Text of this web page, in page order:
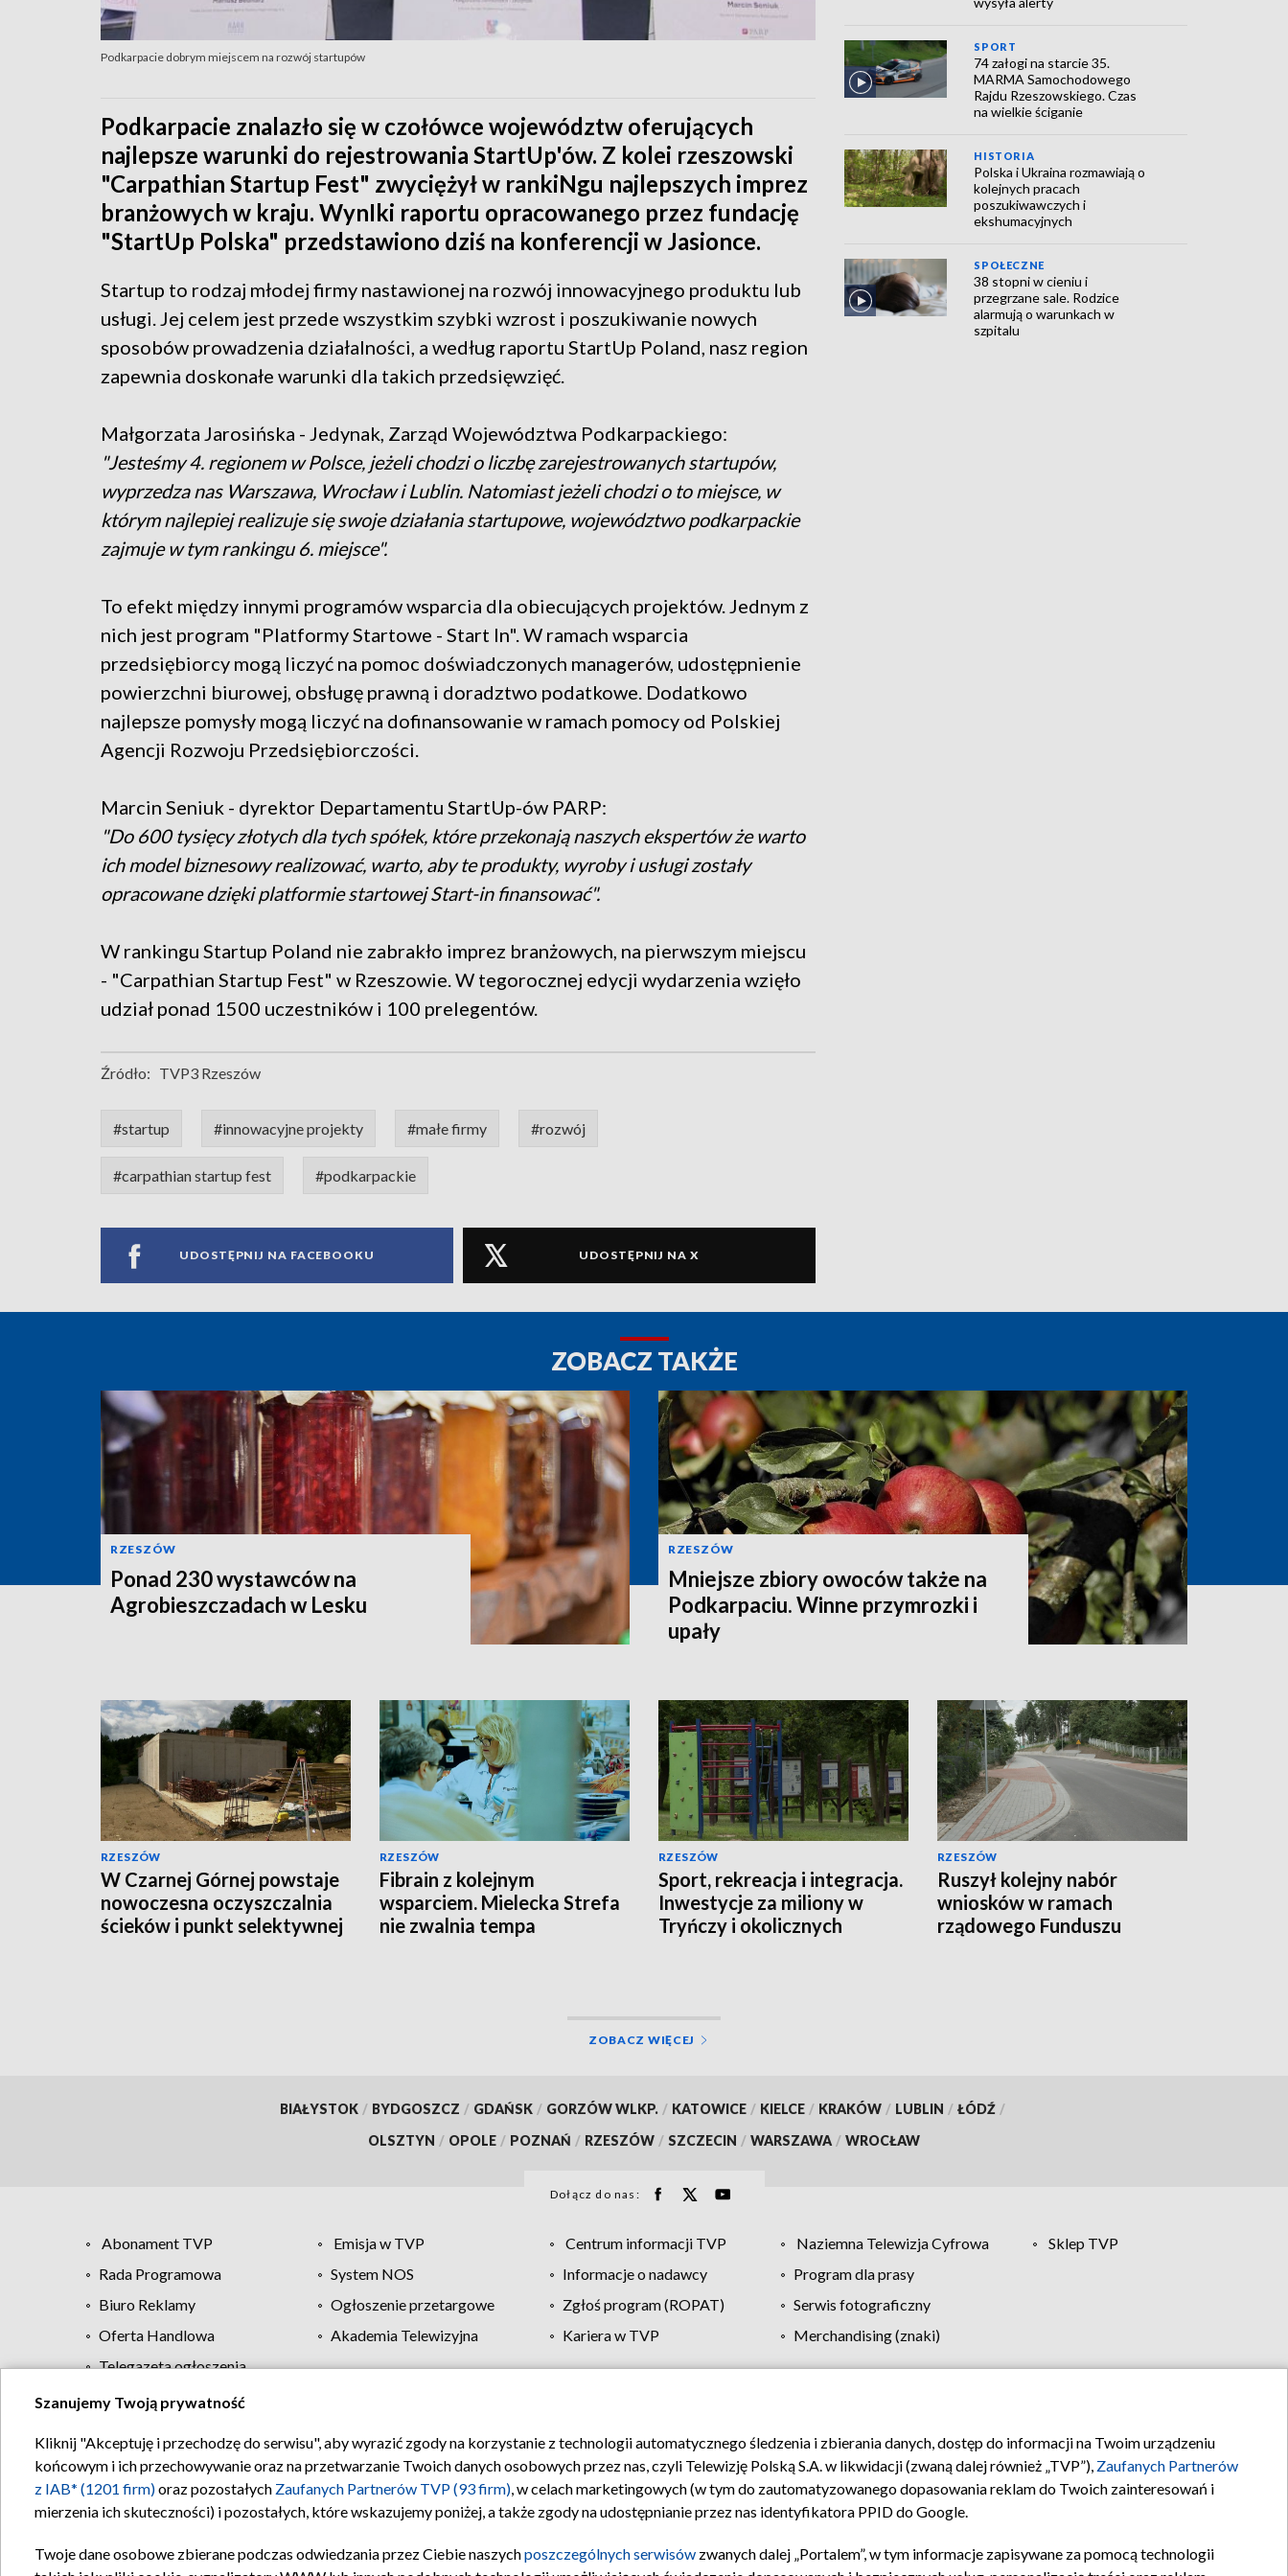
Podkarpacie dobrym miejscem na rozwój startupów
Podkarpacie znalazło się w czołówce województw oferujących
najlepsze warunki do rejestrowania StartUp'ów. Z kolei rzeszowski
"Carpathian Startup Fest" zwyciężył w rankiNgu najlepszych imprez
branżowych w kraju. WynIki raportu opracowanego przez fundację
"StartUp Polska" przedstawiono dziś na konferencji w Jasionce.
Startup to rodzaj młodej firmy nastawionej na rozwój innowacyjnego produktu lub
usługi. Jej celem jest przede wszystkim szybki wzrost i poszukiwanie nowych
sposobów prowadzenia działalności, a według raportu StartUp Poland, nasz region
zapewnia doskonałe warunki dla takich przedsięwzięć.
Małgorzata Jarosińska - Jedynak, Zarząd Województwa Podkarpackiego:
"Jesteśmy 4. regionem w Polsce, jeżeli chodzi o liczbę zarejestrowanych startupów,
wyprzedza nas Warszawa, Wrocław i Lublin. Natomiast jeżeli chodzi o to miejsce, w
którym najlepiej realizuje się swoje działania startupowe, województwo podkarpackie
zajmuje w tym rankingu 6. miejsce".
To efekt między innymi programów wsparcia dla obiecujących projektów. Jednym z
nich jest program "Platformy Startowe - Start In". W ramach wsparcia
przedsiębiorcy mogą liczyć na pomoc doświadczonych managerów, udostępnienie
powierzchni biurowej, obsługę prawną i doradztwo podatkowe. Dodatkowo
najlepsze pomysły mogą liczyć na dofinansowanie w ramach pomocy od Polskiej
Agencji Rozwoju Przedsiębiorczości.
Marcin Seniuk - dyrektor Departamentu StartUp-ów PARP:
"Do 600 tysięcy złotych dla tych spółek, które przekonają naszych ekspertów że warto
ich model biznesowy realizować, warto, aby te produkty, wyroby i usługi zostały
opracowane dzięki platformie startowej Start-in finansować".
W rankingu Startup Poland nie zabrakło imprez branżowych, na pierwszym miejscu
- "Carpathian Startup Fest" w Rzeszowie. W tegorocznej edycji wydarzenia wzięło
udział ponad 1500 uczestników i 100 prelegentów.
Źródło: TVP3 Rzeszów
#startup #innowacyjne projekty #małe firmy #rozwój
#carpathian startup fest #podkarpackie
UDOSTĘPNIJ NA FACEBOOKU UDOSTĘPNIJ NA X
SPORT
74 załogi na starcie 35.
MARMA Samochodowego
Rajdu Rzeszowskiego. Czas
na wielkie ściganie
HISTORIA
Polska i Ukraina rozmawiają o
kolejnych pracach
poszukiwawczych i
ekshumacyjnych
SPOŁECZNE
38 stopni w cieniu i
przegrzane sale. Rodzice
alarmują o warunkach w
szpitalu
ZOBACZ TAKŻE
RZESZÓW
Ponad 230 wystawców na
Agrobieszczadach w Lesku
RZESZÓW
Mniejsze zbiory owoców także na
Podkarpaciu. Winne przymrozki i
upały
RZESZÓW
W Czarnej Górnej powstaje
nowoczesna oczyszczalnia
ścieków i punkt selektywnej
RZESZÓW
Fibrain z kolejnym
wsparciem. Mielecka Strefa
nie zwalnia tempa
RZESZÓW
Sport, rekreacja i integracja.
Inwestycje za miliony w
Tryńczy i okolicznych
RZESZÓW
Ruszył kolejny nabór
wniosków w ramach
rządowego Funduszu
ZOBACZ WIĘCEJ
BIAŁYSTOK / BYDGOSZCZ / GDAŃSK / GORZÓW WLKP. / KATOWICE / KIELCE / KRAKÓW / LUBLIN / ŁÓDŹ /
OLSZTYN / OPOLE / POZNAŃ / RZESZÓW / SZCZECIN / WARSZAWA / WROCŁAW
Dołącz do nas:
Abonament TVP Emisja w TVP Centrum informacji TVP Naziemna Telewizja Cyfrowa
Sklep TVP
Rada Programowa
System NOS Informacje o nadawcy
Program dla prasy
Biuro Reklamy
Ogłoszenie przetargowe Zgłoś program (ROPAT)
Serwis fotograficzny
Oferta Handlowa
Akademia Telewizyjna Kariera w TVP
Merchandising (znaki)
Telegazeta ogłoszenia
Regulamin TVP Polityka prywatności Moje zgody Pomoc Biuro reklamy Kontakt
Szanujemy Twoją prywatność
Kliknij "Akceptuję i przechodzę do serwisu", aby wyrazić zgody na korzystanie z technologii automatycznego śledzenia i zbierania danych, dostęp do informacji na Twoim urządzeniu
końcowym i ich przechowywanie oraz na przetwarzanie Twoich danych osobowych przez nas, czyli Telewizję Polską S.A. w likwidacji (zwaną dalej również „TVP”), Zaufanych Partnerów
z IAB* (1201 firm)oraz pozostałych Zaufanych Partnerów TVP (93 firm), w celach marketingowych (w tym do zautomatyzowanego dopasowania reklam do Twoich zainteresowań i
mierzenia ich skuteczności) i pozostałych, które wskazujemy poniżej, a także zgody na udostępnianie przez nas identyfikatora PPID do Google.
Twoje dane osobowe zbierane podczas odwiedzania przez Ciebie naszychposzczególnych serwisów zwanych dalej „Portalem”, w tym informacje zapisywane za pomocą technologii